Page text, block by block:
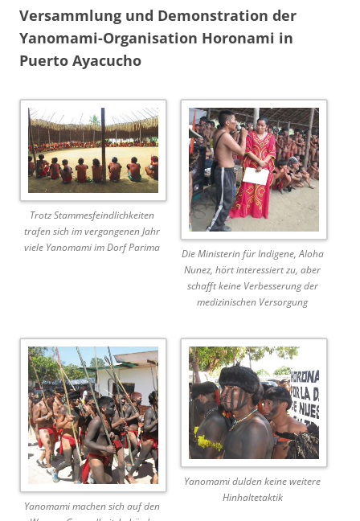
Versammlung und Demonstration der
Yanomami-Organisation Horonami in
Puerto Ayacucho
Trotz Stammesfeindlichkeiten
trafen sich im vergangenen Jahr
viele Yanomami im Dorf Parima
Die Ministerin für Indigene, Aloha
Nunez, hört interessiert zu, aber
schafft keine Verbesserung der
medizinischen Versorgung
Yanomami machen sich auf den
Yanomami dulden keine weitere
Hinhaltetaktik